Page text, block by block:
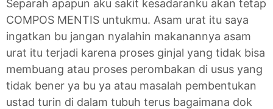
Separah apapun aku sakit kesadaranku akan tetap
COMPOS MENTIS untukmu. Asam urat itu saya
ingatkan bu jangan nyalahin makanannya asam
urat itu terjadi karena proses ginjal yang tidak bisa
membuang atau proses perombakan di usus yang
tidak bener ya bu ya atau masalah pembentukan
ustad turin di dalam tubuh terus bagaimana dok